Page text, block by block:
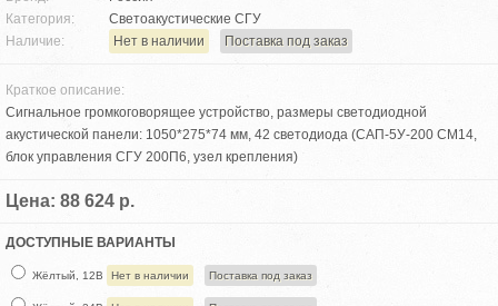
Категория:
Светоакустические СГУ
Наличие:
Нет в наличии Поставка под заказ
Краткое описание:
Сигнальное громкоговорящее устройство, размеры светодиодной
акустической панели: 1050*275*74 мм, 42 светодиода (САП-5У-200 СМ14,
блок управления СГУ 200П6, узел крепления)
Цена: 88 624 р.
ДОСТУПНЫЕ ВАРИАНТЫ
Жёлтый, 12В Нет в наличии Поставка под заказ